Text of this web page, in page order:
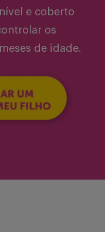
e coberto
os
de idade.